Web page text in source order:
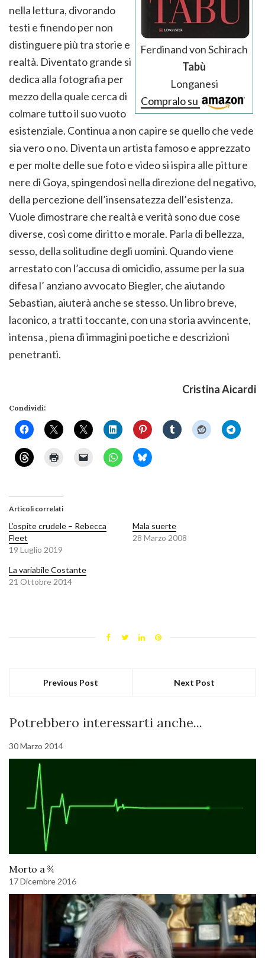
Ferdinand von Schirach
Tabù
Longanesi
Compralo su
nella lettura, divorando
testi e finendo per non
distinguere più tra storie e
realtà. Diventato grande si
dedica alla fotografia per
mezzo della quale cerca di
colmare tutto il suo vuoto
esistenziale. Continua a non capire se quello che vede
sia vero o no. Diventa un artista famoso e apprezzato
e per molte delle sue foto e video si ispira alle pitture
nere di Goya, spingendosi nella direzione del negativo,
della percezione dell’insensatezza dell’esistenza.
Vuole dimostrare che realtà e verità sono due cose
diverse, così come diritto e morale. Parla di bellezza,
sesso, della solitudine degli uomini. Quando viene
arrestato con l’accusa di omicidio, assume per la sua
difesa l’ anziano avvocato Biegler, che aiutando
Sebastian, aiuterà anche se stesso. Un libro breve,
laconico, a tratti toccante, con una storia avvincente,
intensa , piena di immagini poetiche e descrizioni
penetranti.
Cristina Aicardi
Condividi:
Articoli correlati
L’ospite crudele – Rebecca
Fleet
19 Luglio 2019
Mala suerte
28 Marzo 2008
La variabile Costante
21 Ottobre 2014
Previous Post Next Post
Potrebbero interessarti anche...
30 Marzo 2014
Morto a ¾
17 Dicembre 2016